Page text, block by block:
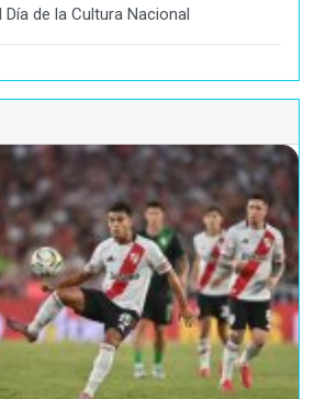
de la Cultura Nacional